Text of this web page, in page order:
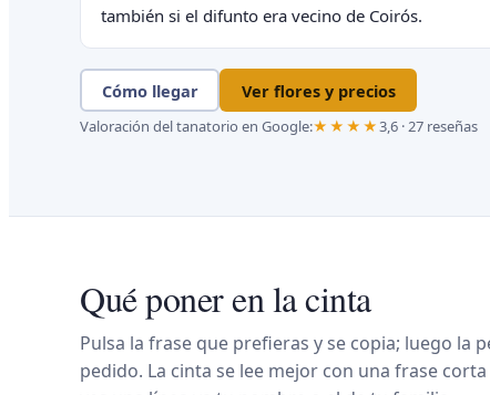
también si el difunto era vecino de Coirós.
Cómo llegar Ver flores y precios
Valoración del tanatorio en Google:★★★★3,6 · 27 reseñas
Qué poner en la cinta
Pulsa la frase que prefieras y se copia; luego la
pedido. La cinta se lee mejor con una frase